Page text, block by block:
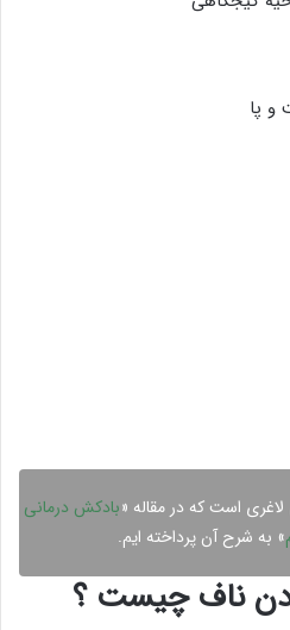
پا
است که در مقاله «بادکش درمانی
» به شرح آن پرداخته ایم.
ناف چیست ؟